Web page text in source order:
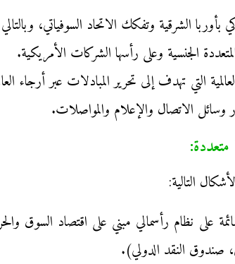
بأوربا الشرقية وتفكك الاتحاد السوفياتي،
الجنسية وعلى رأسها الشركات الأمريكية.
التي تهدف إلى تحرير المبادلات عبر أرجاء
وسائل الاتصال والإعلام والمواصلات.
التالية:
على نظام رأسمالي مبني على اقتصاد السوق
صندوق النقد الدولي).